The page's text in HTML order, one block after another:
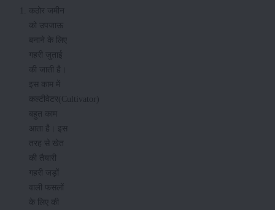
कठोर जमीन
को उपजाऊ
बनाने के लिए
गहरी जुताई
की जाती है।
इस काम में
कल्टीवेटर(Cultivator)
बहुत काम
आता है। इस
तरह से खेत
की तैयारी
गहरी जड़ों
वाली फसलों
के लिए की